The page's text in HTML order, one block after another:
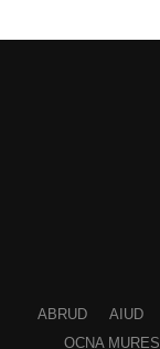
ABRUD AIUD
OCNA MURES